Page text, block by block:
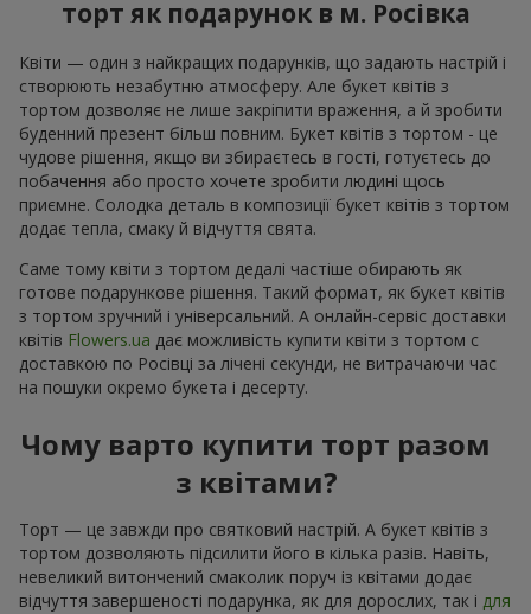
торт як подарунок в м. Росівка
Квіти — один з найкращих подарунків, що задають настрій і
створюють незабутню атмосферу. Але букет квітів з
тортом дозволяє не лише закріпити враження, а й зробити
буденний презент більш повним. Букет квітів з тортом - це
чудове рішення, якщо ви збираєтесь в гості, готуєтесь до
побачення або просто хочете зробити людині щось
приємне. Солодка деталь в композиції букет квітів з тортом
додає тепла, смаку й відчуття свята.
Саме тому квіти з тортом дедалі частіше обирають як
готове подарункове рішення. Такий формат, як букет квітів
з тортом зручний і універсальний. А онлайн-сервіс доставки
квітів Flowers.ua дає можливість купити квіти з тортом с
доставкою по Росівці за лічені секунди, не витрачаючи час
на пошуки окремо букета і десерту.
Чому варто купити торт разом
з квітами?
Торт — це завжди про святковий настрій. А букет квітів з
тортом дозволяють підсилити його в кілька разів. Навіть,
невеликий витончений смаколик поруч із квітами додає
відчуття завершеності подарунка, як для дорослих, так і для